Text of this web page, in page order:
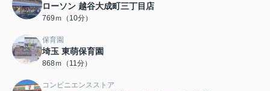
ローソン 越谷大成町三丁目店
769ｍ（10分）
保育園
埼玉 東萌保育園
868ｍ（11分）
コンビニエンスストア